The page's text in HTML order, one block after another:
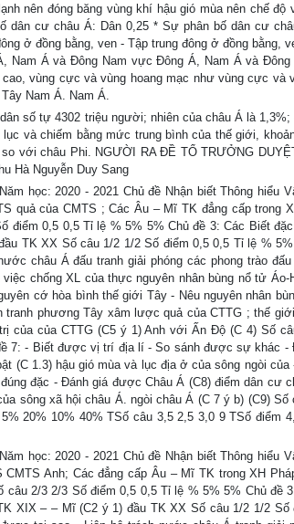
nên đóng băng vùng khí hậu gió mùa nên chế độ
dân cư châu Á: Dân 0,25 * Sự phân bố dân cư
ở đồng bằng, ven - Tập trung đông ở đồng bằng,
Nam Á và Đông Nam vực Đông Á, Nam Á và
vùng cực và vùng hoang mạc như vùng cực và
Nam Á. Nam Á.
số tự 4302 triệu người; nhiên của châu Á là
và chiếm bằng mức trung bình của thế giới,
với châu Phi. NGƯỜI RA ĐỀ TỔ TRƯỞNG
Hà Nguyễn Duy Sang
học: 2020 - 2021 Chủ đề Nhận biết Thông hiểu
quả của CMTS ; Các Âu – Mĩ TK đẳng cấp trong
điểm 0,5 0,5 Tỉ lệ % 5% 5% Chủ đề 3: Các Biết
TK XX Số câu 1/2 1/2 Số điểm 0,5 0,5 Tỉ lệ %
châu Á đấu tranh giải phóng các phong trào đấu
chống XL của thực nguyên nhân bùng nổ tử Áo-
cớ hòa bình thế giới Tây - Nêu nguyên nhân
phương Tây xâm lược quả của CTTG ; thế
của của CTTG (C5 ý 1) Anh với Ấn Độ (C 4) Số
7: - Biết được vị trí địa lí - So sánh được sự khác -
(C 1.3) hậu gió mùa và lục địa ở của sông ngòi của
đặc - Đánh giá được Châu Á (C8) điểm dân cư
sông xã hội châu Á. ngòi châu Á (C 7 ý b) (C9) Số
20% 10% 40% TSố câu 3,5 2,5 3,0 9 TSố điểm
học: 2020 - 2021 Chủ đề Nhận biết Thông hiểu
Anh; Các đẳng cấp Âu – Mĩ TK trong XH
2/3 2/3 Số điểm 0,5 0,5 Tỉ lệ % 5% 5% Chủ đề
XIX – – Mĩ (C2 ý 1) đầu TK XX Số câu 1/2 1/2 Số